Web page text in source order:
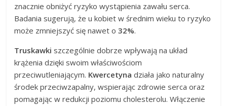
znacznie obniżyć ryzyko wystąpienia zawału serca.
Badania sugerują, że u kobiet w średnim wieku to ryzyko
może zmniejszyć się nawet o32%.
Truskawki szczególnie dobrze wpływają na układ
krążenia dzięki swoim właściwościom
przeciwutleniającym. Kwercetyna działa jako naturalny
środek przeciwzapalny, wspierając zdrowie serca oraz
pomagając w redukcji poziomu cholesterolu. Włączenie